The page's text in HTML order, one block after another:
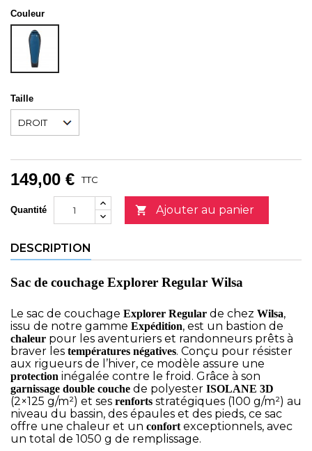
Couleur
ANTHRACITE-
BLEU
Taille
149,00 € TTC
Quantité  Ajouter au panier
DESCRIPTION
Sac de couchage Explorer Regular Wilsa
Le sac de couchage Explorer Regular de chez Wilsa,
issu de notre gamme Expédition, est un bastion de
chaleur pour les aventuriers et randonneurs prêts à
braver les températures négatives. Conçu pour résister
aux rigueurs de l’hiver, ce modèle assure une
protection inégalée contre le froid. Grâce à son
garnissage double couche de polyester ISOLANE 3D
(2×125 g/m²) et ses renforts stratégiques (100 g/m²) au
niveau du bassin, des épaules et des pieds, ce sac
offre une chaleur et un confortexceptionnels, avec
un total de 1050 g de remplissage.